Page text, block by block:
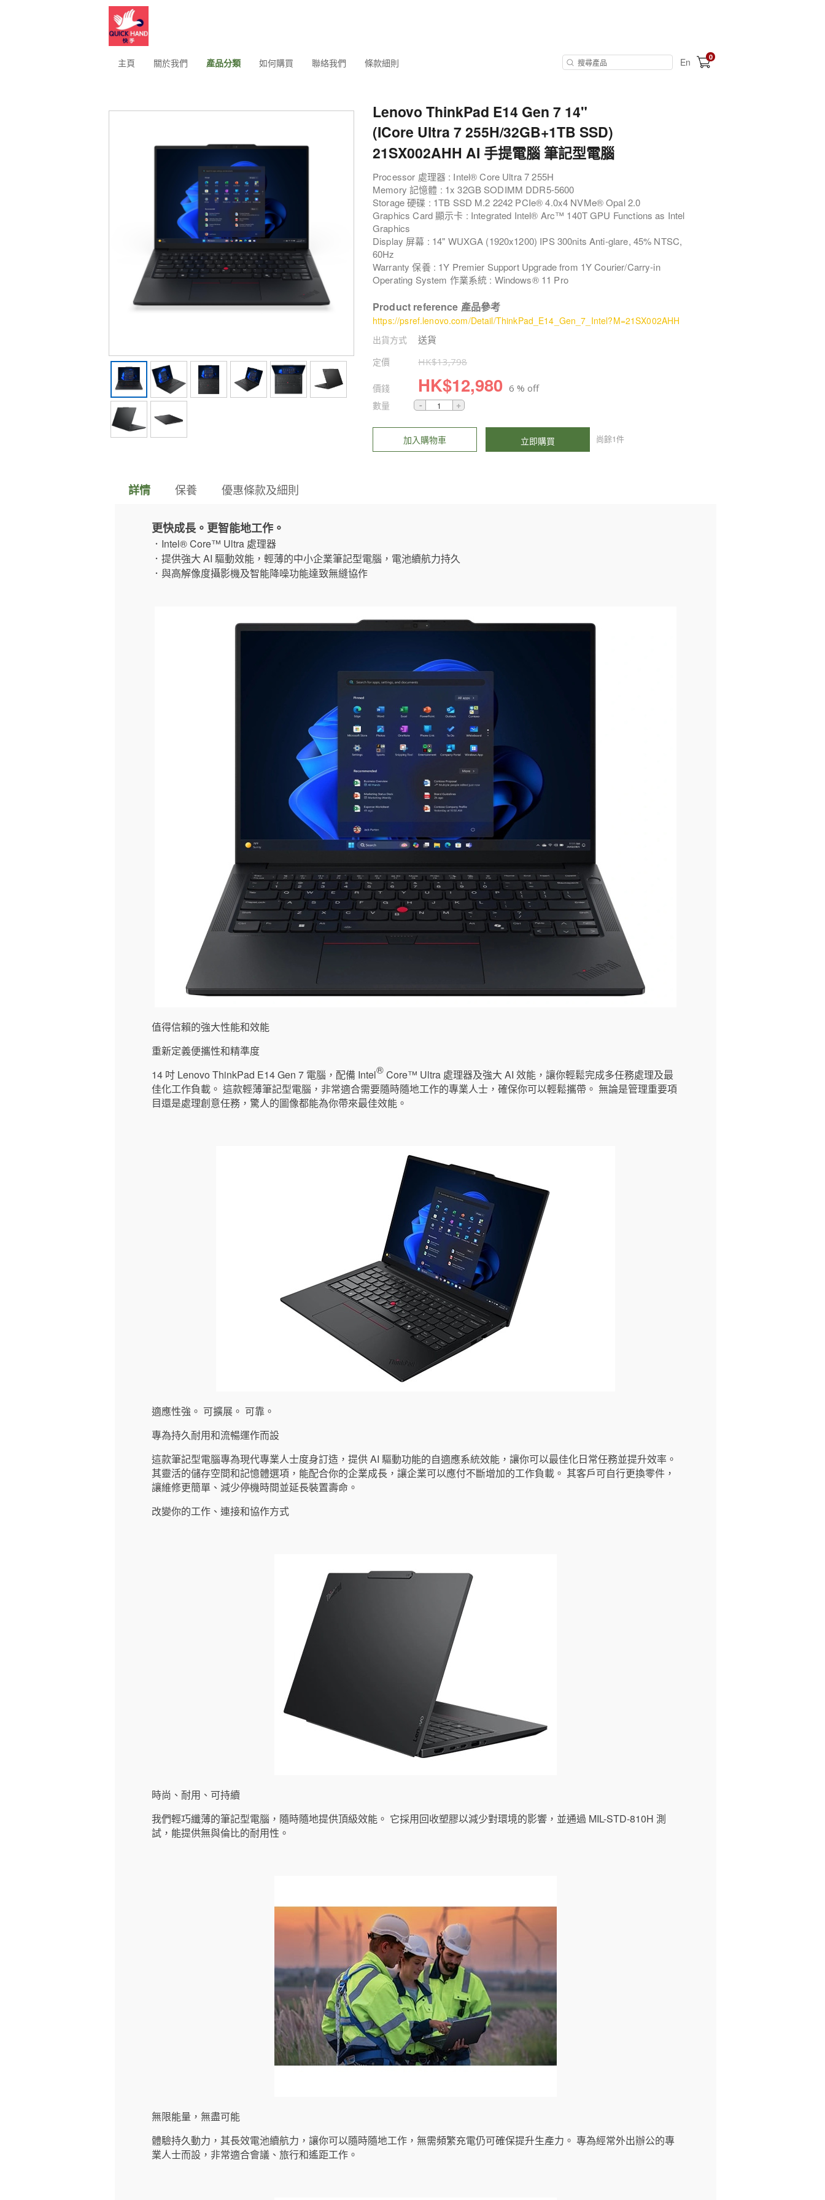
主頁 關於我們 產品分類 如何購買 聯絡我們 條款細則 En 0
Lenovo ThinkPad E14 Gen 7 14"
(ICore Ultra 7 255H/32GB+1TB SSD)
21SX002AHH AI 手提電腦 筆記型電腦
Processor 處理器 : Intel® Core Ultra 7 255H
Memory 記憶體 : 1x 32GB SODIMM DDR5-5600
Storage 硬碟 : 1TB SSD M.2 2242 PCIe® 4.0x4 NVMe® Opal 2.0
Graphics Card 顯示卡 : Integrated Intel® Arc™ 140T GPU Functions as Intel
Graphics
Display 屏幕 : 14" WUXGA (1920x1200) IPS 300nits Anti-glare, 45% NTSC,
60Hz
Warranty 保養 : 1Y Premier Support Upgrade from 1Y Courier/Carry-in
Operating System 作業系統 : Windows® 11 Pro
Product reference 產品參考
https://psref.lenovo.com/Detail/ThinkPad_E14_Gen_7_Intel?M=21SX002AHH
出貨方式
送貨
定價 HK$13,798
價錢 HK$12,980 6 % off
數量
加入購物車 立即購買 尚餘1件
詳情 保養 優惠條款及細則
更快成長。更智能地工作。
．Intel® Core™ Ultra 處理器
．提供強大 AI 驅動效能，輕薄的中小企業筆記型電腦，電池續航力持久
．與高解像度攝影機及智能降噪功能達致無縫協作
值得信賴的強大性能和效能
重新定義便攜性和精準度
14 吋 Lenovo ThinkPad E14 Gen 7 電腦，配備 Intel®Core™ Ultra 處理器及強大 AI 效能，讓你輕鬆完成多任務處理及最
佳化工作負載。 這款輕薄筆記型電腦，非常適合需要隨時隨地工作的專業人士，確保你可以輕鬆攜帶。 無論是管理重要項
目還是處理創意任務，驚人的圖像都能為你帶來最佳效能。
適應性強。 可擴展。 可靠。
專為持久耐用和流暢運作而設
這款筆記型電腦專為現代專業人士度身訂造，提供 AI 驅動功能的自適應系統效能，讓你可以最佳化日常任務並提升效率。
其靈活的儲存空間和記憶體選項，能配合你的企業成長，讓企業可以應付不斷增加的工作負載。 其客戶可自行更換零件，
讓維修更簡單、減少停機時間並延長裝置壽命。
改變你的工作、連接和協作方式
時尚、耐用、可持續
我們輕巧纖薄的筆記型電腦，隨時隨地提供頂級效能。 它採用回收塑膠以減少對環境的影響，並通過 MIL-STD-810H 測
試，能提供無與倫比的耐用性。
無限能量，無盡可能
體驗持久動力，其長效電池續航力，讓你可以隨時隨地工作，無需頻繁充電仍可確保提升生產力。 專為經常外出辦公的專
業人士而設，非常適合會議、旅行和遙距工作。